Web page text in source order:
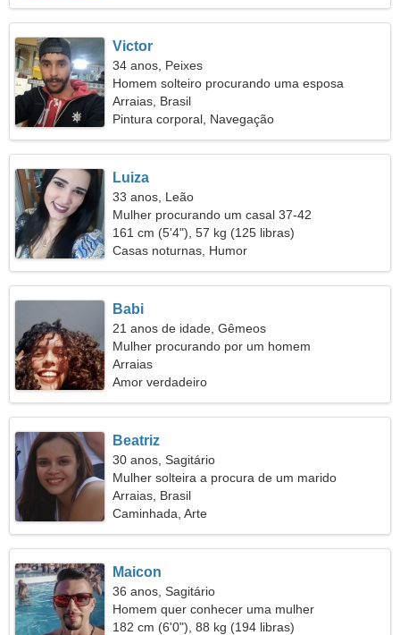
Victor
34 anos, Peixes
Homem solteiro procurando uma esposa
Arraias, Brasil
Pintura corporal, Navegação
Luiza
33 anos, Leão
Mulher procurando um casal 37-42
161 cm (5'4"), 57 kg (125 libras)
Casas noturnas, Humor
Babi
21 anos de idade, Gêmeos
Mulher procurando por um homem
Arraias
Amor verdadeiro
Beatriz
30 anos, Sagitário
Mulher solteira a procura de um marido
Arraias, Brasil
Caminhada, Arte
Maicon
36 anos, Sagitário
Homem quer conhecer uma mulher
182 cm (6'0"), 88 kg (194 libras)